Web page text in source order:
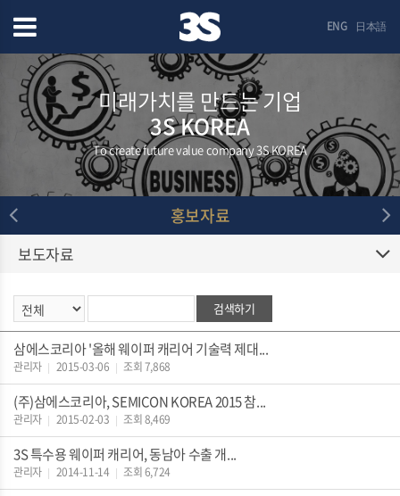
ENG 日本語
미래가치를 만드는 기업
3S KOREA
To create future value company 3S KOREA
홍보자료
보도자료
검색하기
삼에스코리아 '올해 웨이퍼 캐리어 기술력 제대...
관리자 2015-03-06 조회 7,868
(주)삼에스코리아, SEMICON KOREA 2015 참...
관리자 2015-02-03 조회 8,469
3S 특수용 웨이퍼 캐리어, 동남아 수출 개...
관리자 2014-11-14 조회 6,724